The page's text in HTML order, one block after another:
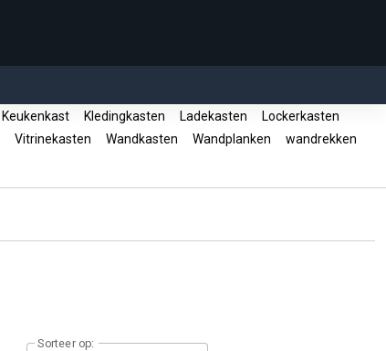
Keukenkast Kledingkasten Ladekasten
Lockerkasten
Vitrinekasten Wandkasten Wandplanken
wandrekken
Sorteer op: